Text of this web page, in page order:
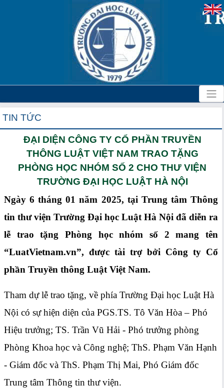
TIN TỨC
ĐẠI DIỆN CÔNG TY CỔ PHẦN TRUYỀN
THÔNG LUẬT VIỆT NAM TRAO TẶNG
PHÒNG HỌC NHÓM SỐ 2 CHO THƯ VIỆN
TRƯỜNG ĐẠI HỌC LUẬT HÀ NỘI
Ngày 6 tháng 01 năm 2025, tại Trung tâm Thông
tin thư viện Trường Đại học Luật Hà Nội đã diễn ra
lễ trao tặng Phòng học nhóm số 2 mang tên
“LuatVietnam.vn”, được tài trợ bởi Công ty Cổ
phần Truyền thông Luật Việt Nam.
Tham dự lễ trao tặng, về phía Trường Đại học Luật Hà
Nội có sự hiện diện của PGS.TS. Tô Văn Hòa – Phó
Hiệu trưởng; TS. Trần Vũ Hải - Phó trưởng phòng
Phòng Khoa học và Công nghệ; ThS. Phạm Văn Hạnh
- Giám đốc và ThS. Phạm Thị Mai, Phó Giám đốc
Trung tâm Thông tin thư viện.